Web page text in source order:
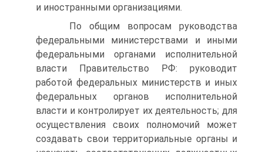
и иностранными организациями.
По общим вопросам руководства
федеральными министерствами и иными
федеральными органами исполнительной
власти Правительство РФ: руководит
работой федеральных министерств и иных
федеральных органов исполнительной
власти и контролирует их деятельность; для
осуществления своих полномочий может
создавать свои территориальные органы и